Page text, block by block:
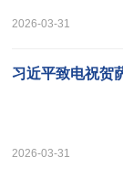
2026-03-31
习近平致电祝贺
2026-03-31